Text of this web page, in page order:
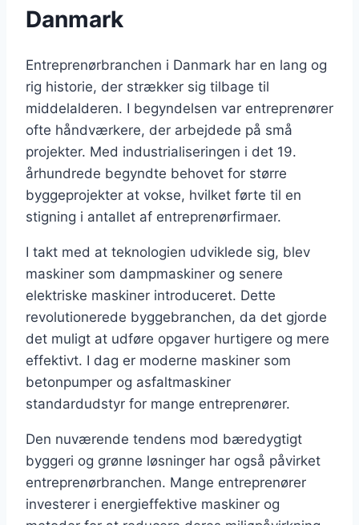
Danmark
Entreprenørbranchen i Danmark har en lang og
rig historie, der strækker sig tilbage til
middelalderen. I begyndelsen var entreprenører
ofte håndværkere, der arbejdede på små
projekter. Med industrialiseringen i det 19.
århundrede begyndte behovet for større
byggeprojekter at vokse, hvilket førte til en
stigning i antallet af entreprenørfirmaer.
I takt med at teknologien udviklede sig, blev
maskiner som dampmaskiner og senere
elektriske maskiner introduceret. Dette
revolutionerede byggebranchen, da det gjorde
det muligt at udføre opgaver hurtigere og mere
effektivt. I dag er moderne maskiner som
betonpumper og asfaltmaskiner
standardudstyr for mange entreprenører.
Den nuværende tendens mod bæredygtigt
byggeri og grønne løsninger har også påvirket
entreprenørbranchen. Mange entreprenører
investerer i energieffektive maskiner og